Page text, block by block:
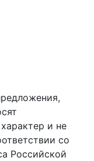
и не
со
Российской